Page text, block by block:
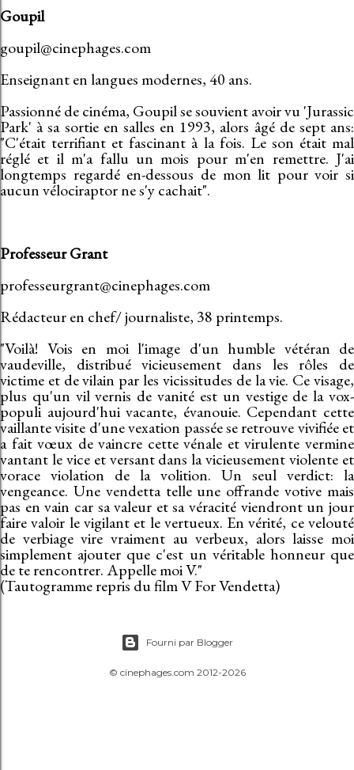
Goupil
goupil@cinephages.com
Enseignant en langues modernes, 40 ans.
Passionné de cinéma, Goupil se souvient avoir vu 'Jurassic
Park' à sa sortie en salles en 1993, alors âgé de sept ans:
"C'était terrifiant et fascinant à la fois. Le son était mal
réglé et il m'a fallu un mois pour m'en remettre. J'ai
longtemps regardé en-dessous de mon lit pour voir si
aucun vélociraptor ne s'y cachait".
Professeur Grant
professeurgrant@cinephages.com
Rédacteur en chef/ journaliste, 38 printemps.
"Voilà! Vois en moi l'image d'un humble vétéran de
vaudeville, distribué vicieusement dans les rôles de
victime et de vilain par les vicissitudes de la vie. Ce visage,
plus qu'un vil vernis de vanité est un vestige de la vox-
populi aujourd'hui vacante, évanouie. Cependant cette
vaillante visite d'une vexation passée se retrouve vivifiée et
a fait vœux de vaincre cette vénale et virulente vermine
vantant le vice et versant dans la vicieusement violente et
vorace violation de la volition. Un seul verdict: la
vengeance. Une vendetta telle une offrande votive mais
pas en vain car sa valeur et sa véracité viendront un jour
faire valoir le vigilant et le vertueux. En vérité, ce velouté
de verbiage vire vraiment au verbeux, alors laisse moi
simplement ajouter que c'est un véritable honneur que
de te rencontrer. Appelle moi V."
(Tautogramme repris du film V For Vendetta)
Fourni par Blogger
© cinephages.com 2012-2026